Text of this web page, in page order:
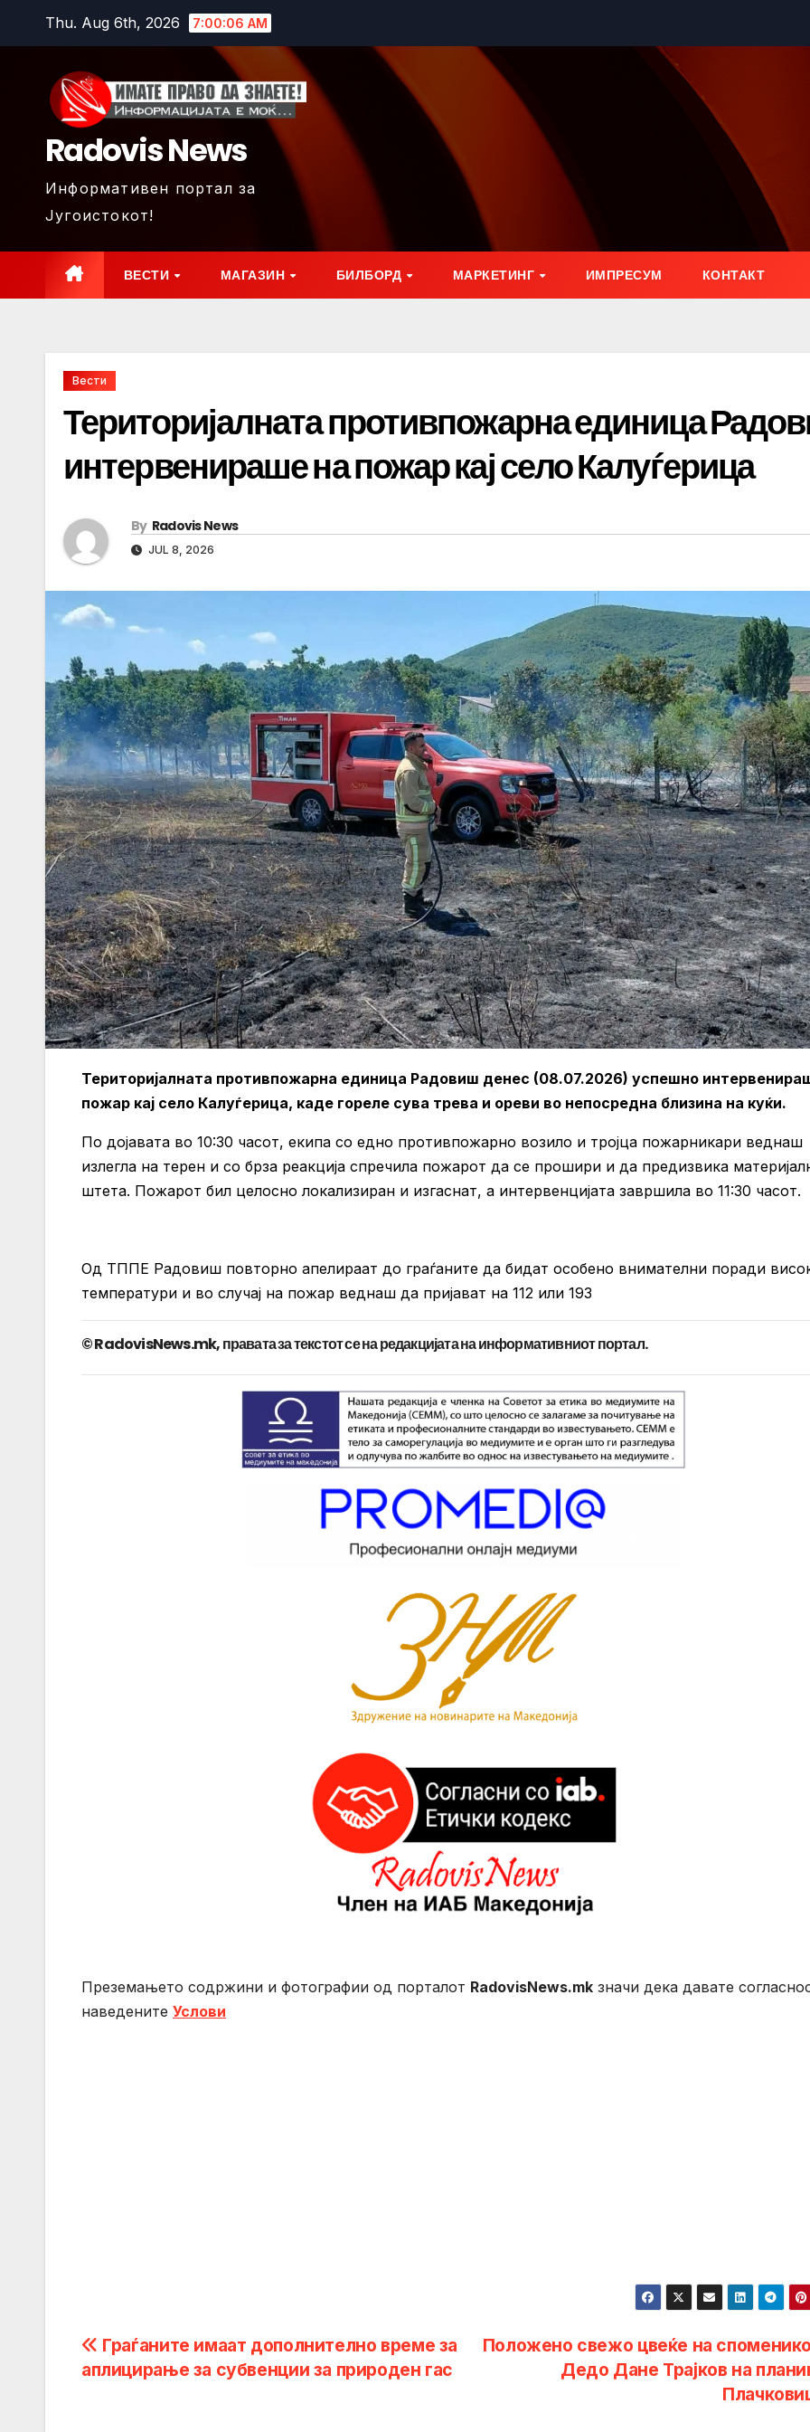
Thu. Aug 6th, 2026 7:00:08 AM
Radovis News
Информативен портал за
Југоистокот!
ВЕСТИ МАГАЗИН БИЛБОРД МАРКЕТИНГ ИМПРЕСУМ КОНТАКТ
Вести
Територијалната противпожарна единица
интервенираше на пожар кај село Калуѓерица
By Radovis News
JUL 8, 2026
Територијалната противпожарна единица Радовиш денес (08.07.2026) успешно
пожар кај село Калуѓерица, каде гореле сува трева и ореви во непосредна близина на куќи.
По дојавата во 10:30 часот, екипа со едно противпожарно возило и тројца пожарникари веднаш
излегла на терен и со брза реакција спречила пожарот да се прошири и да предизвика
штета. Пожарот бил целосно локализиран и изгаснат, а интервенцијата завршила во 11:30 часот.
Од ТППЕ Радовиш повторно апелираат до граѓаните да бидат особено внимателни поради
температури и во случај на пожар веднаш да пријават на 112 или 193
© RadovisNews.mk, правата за текстот се на редакцијата на информативниот портал.
Преземањето содржини и фотографии од порталот RadovisNews.mk значи дека давате
нaведените Услови
Post
navigation
Положено свежо цвеќе на
Дедо Дане Трајков на
Граѓаните имаат дополнително време за
аплицирање за субвенции за природен гас